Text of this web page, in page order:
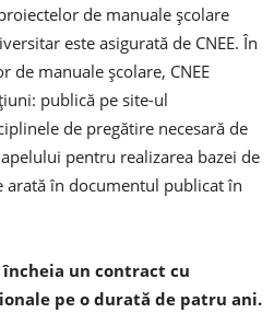
de manuale şcolare
este asigurată de CNEE. În
de manuale şcolare, CNEE
publică pe site-ul
de pregătire necesară de
pentru realizarea bazei de
arată în documentul publicat în
un contract cu
pe o durată de patru ani.